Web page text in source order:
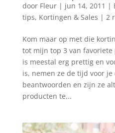
door Fleur| jun 14, 2011 |
tips, Kortingen & Sales | 2
Kom maar op met die
tot mijn top 3 van
is meestal erg prettig en
is, nemen ze de tijd voor
beantwoorden en zijn ze
producten te...